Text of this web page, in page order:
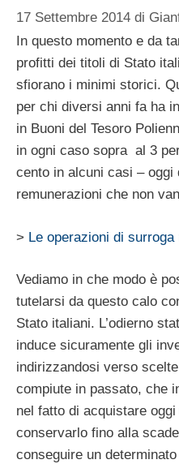
17 Settembre 2014 di
In questo momento e da
profitti dei titoli di Stato
sfiorano i minimi storici.
per chi diversi anni fa ha
in Buoni del Tesoro
in ogni caso sopra al 3
cento in alcuni casi –
remunerazioni che non
> Le operazioni di
Vediamo in che modo è
tutelarsi da questo calo
Stato italiani. L’odierno
induce sicuramente gli
indirizzandosi verso
compiute in passato, che
nel fatto di acquistare
conservarlo fino alla
conseguire un